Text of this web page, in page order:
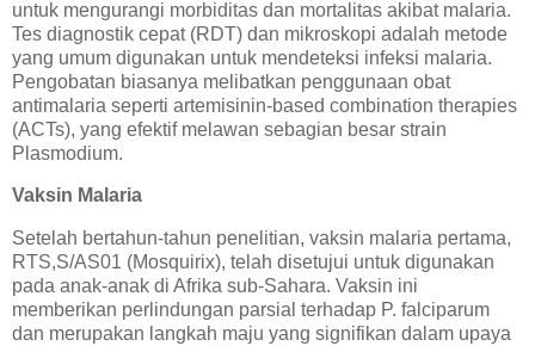
untuk mengurangi morbiditas dan mortalitas akibat malaria.
Tes diagnostik cepat (RDT) dan mikroskopi adalah metode
yang umum digunakan untuk mendeteksi infeksi malaria.
Pengobatan biasanya melibatkan penggunaan obat
antimalaria seperti artemisinin-based combination therapies
(ACTs), yang efektif melawan sebagian besar strain
Plasmodium.
Vaksin Malaria
Setelah bertahun-tahun penelitian, vaksin malaria pertama,
RTS,S/AS01 (Mosquirix), telah disetujui untuk digunakan
pada anak-anak di Afrika sub-Sahara. Vaksin ini
memberikan perlindungan parsial terhadap P. falciparum
dan merupakan langkah maju yang signifikan dalam upaya